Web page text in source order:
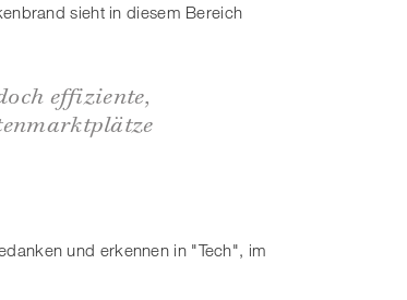
sieht in diesem Bereich
effiziente,
und erkennen in "Tech", im